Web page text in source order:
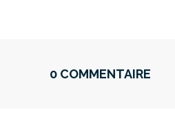
0 COMMENTAIRE